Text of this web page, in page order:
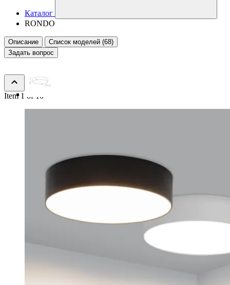
Каталог
RONDO
Описание
Список моделей (68)
Задать вопрос
Item 1 of 10